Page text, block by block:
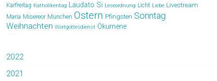
Karfreitag Katholikentag Laudato Si Leseordnung Licht Liebe Livestream
Maria Misereor München Ostern Pfingsten Sonntag
Weihnachten Wortgottesdienst Ökumene
2022
2021